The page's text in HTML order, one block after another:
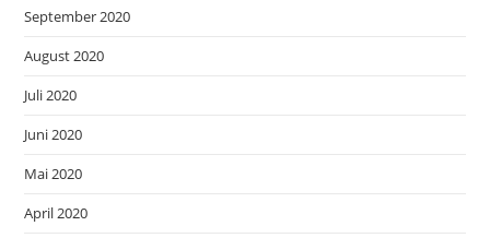
September 2020
August 2020
Juli 2020
Juni 2020
Mai 2020
April 2020